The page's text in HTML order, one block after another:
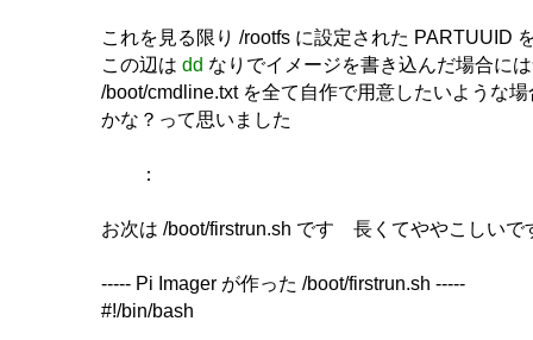
これを見る限り /rootfs に設定された
この辺は dd なりでイメージを書き込んだ場合に
/boot/cmdline.txt を全て自作で用意したいような
かな？って思いました
：
お次は /boot/firstrun.sh です 長くてややこしいで
----- Pi Imager が作った /boot/firstrun.sh -----
#!/bin/bash